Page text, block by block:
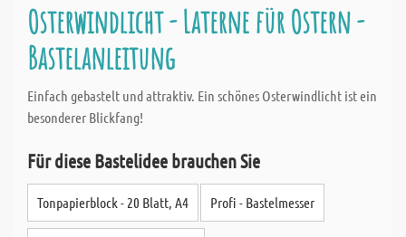
Osterwindlicht - Laterne für Ostern -
Bastelanleitung
Einfach gebastelt und attraktiv. Ein schönes Osterwindlicht ist ein
besonderer Blickfang!
Für diese Bastelidee brauchen Sie
Tonpapierblock - 20 Blatt, A4 Profi - Bastelmesser